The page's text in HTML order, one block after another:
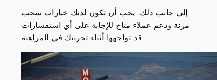
إلى جانب ذلك، يجب أن تكون لديك خيارات سحب
مرنة ودعم عملاء متاح للإجابة على أي استفسارات
قد تواجهها أثناء تجربتك في المراهنة.